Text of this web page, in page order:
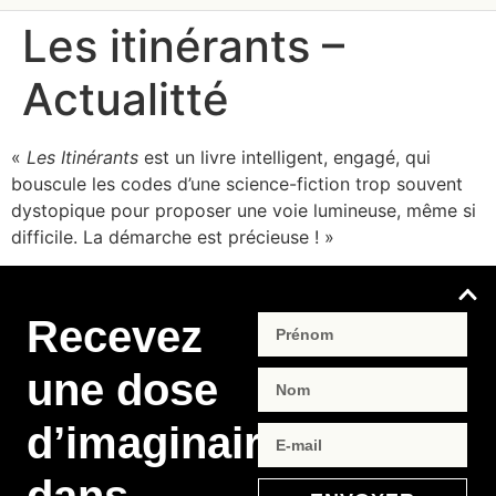
Les itinérants –
Actualitté
« Les Itinérants est un livre intelligent, engagé, qui
bouscule les codes d’une science-fiction trop souvent
dystopique pour proposer une voie lumineuse, même si
difficile. La démarche est précieuse ! »
Recevez
une dose
d’imaginaire